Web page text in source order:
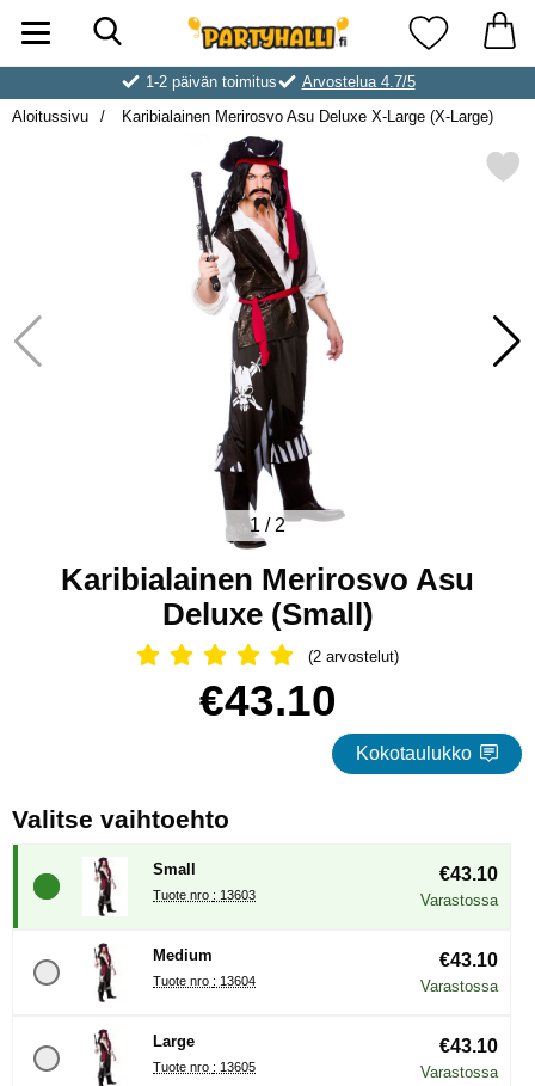
Ostoskori laajennettu Partyhallen AB
Suosikkini
1-2 päivän toimitus
Arvostelua 4.7/5
Aloitussivu
Karibialainen Merirosvo Asu Deluxe X-Large (X-Large)
Merkitse karibialainen Merirosvo Asu
1 / 2
Karibialainen Merirosvo Asu
Deluxe (Small)
Arvostelu: 5 Tähdet, Ohita kaikki
(2 arvostelut)
hinta
€43.10
Kokotaulukko
Valitse vaihtoehto
Small
Tuote nro : 13603
€43.10
Varastossa
Medium
Tuote nro : 13604
€43.10
Varastossa
Large
Tuote nro : 13605
€43.10
Varastossa